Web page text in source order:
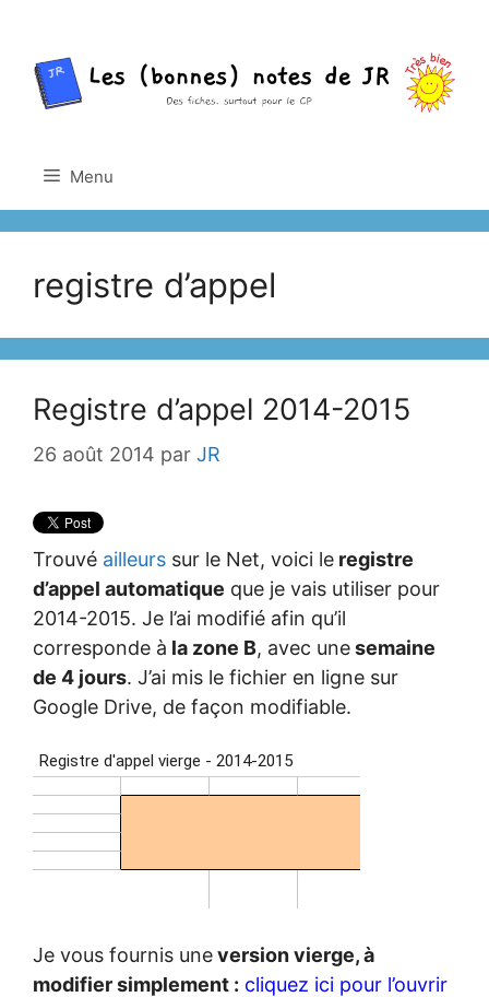
contenu
Menu
registre d’appel
Registre d’appel 2014-2015
26 août 2014 par JR
Trouvé ailleurs sur le Net, voici le registre
d’appel automatique que je vais utiliser pour
2014-2015. Je l’ai modifié afin qu’il
corresponde à la zone B, avec unesemaine
de 4 jours. J’ai mis le fichier en ligne sur
Google Drive, de façon modifiable.
Je vous fournis uneversion vierge, à
modifier simplement : cliquez ici pour l’ouvrir